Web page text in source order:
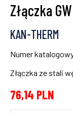
Złączka
KAN-THERM
Numer
Złączka ze stali
76,14 PLN